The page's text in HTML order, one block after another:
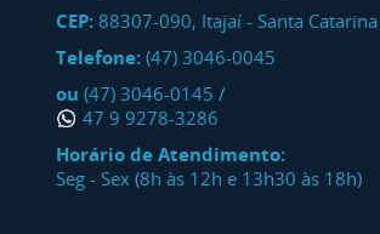
CEP: 88307-090, Itajaí - Santa Catarina
Telefone: (47) 3046-0045
ou (47) 3046-0145 /
47 9 9278-3286
Horário de Atendimento:
Seg - Sex (8h às 12h e 13h30 às 18h)